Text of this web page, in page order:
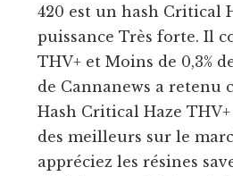
420 est un hash Critical
puissance Très forte. Il
THV+ et Moins de 0,3%
de Cannanews a retenu
Hash Critical Haze
des meilleurs sur le
appréciez les résines